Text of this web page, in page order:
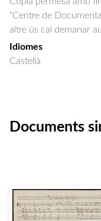
"Centre de
altre ús cal demanar
Idiomes
Castellà
Documents